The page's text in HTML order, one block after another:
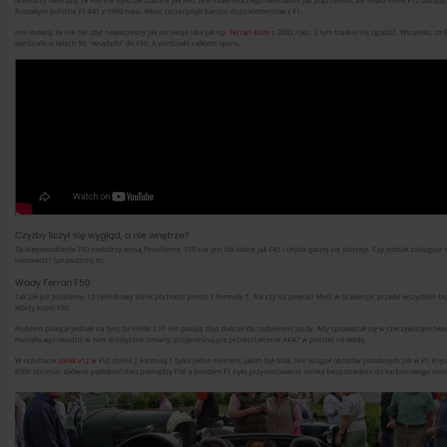
firmowym bolidzie F1 641 z 1990 roku. Włosi zaczerpnęli bardzo dużo elementów z F1.
Inni mówią, że nie był zbyt nowoczesny jak na swoje lata jak np. Ferrari Enzo z 2002 roku. Z tym trudno się zgodzić. Wszystko, co
wiedziało w latach 90, “wsadziło” do F50. A wiedziało całkiem sporo.
Czyżby liczył się wygląd, a nie wnętrze?
Za niepowodzenie F50 niektórzy winią Pininfarinę. F50 nie jest tak ładne jak F40 i chyba gorzej się starzeje. Czy jednak zasługuje
nienawiść? Sprawdzimy to.
Wady Ferrari F50
Tak jak już pisaliśmy, 12-cylindrowy silnik pochodzi prosto z Formuły 1. Ale czy na pewno? Mieli w to wierzyć przede wszystkim
którzy kupili F50.
Problem polegał jednak na tym, że silniki z F1 nie pasują zbyt dobrze do codziennej jazdy. Aby sprawdzał się w rzeczywistym
musiało wprowadzić w nim drastyczne zmiany, przypominające przekształcenie AK47 w pistolet na wodę.
W rezultacie silnik v12 w F50 dzielił z Formułą 1 tylko jeden element, jakim był blok. Nie osiągał obrotów podobnych jak w F1,
8500 obr/min. Główne podobieństwo pomiędzy F50 a bolidem F1 było przymocowanie silnika bezpośrednio do karbonowego